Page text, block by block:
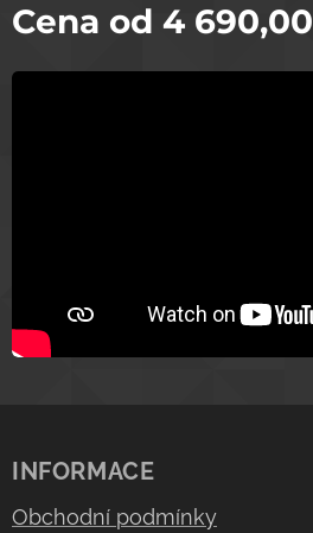
Cena od 4 690,00
INFORMACE
Obchodní podmínky